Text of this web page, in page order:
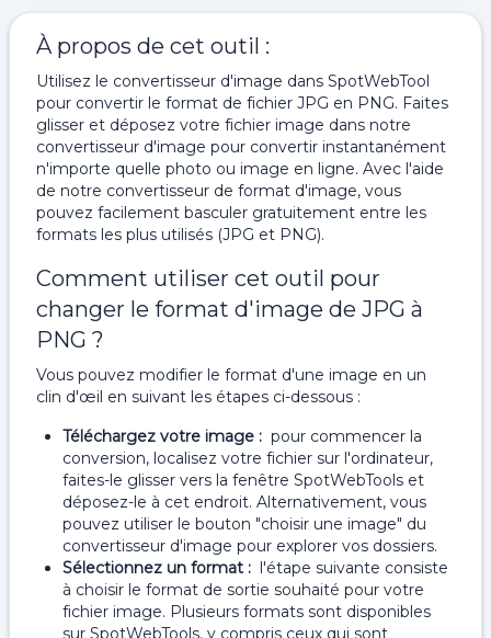
À propos de cet outil :
Utilisez le convertisseur d'image dans SpotWebTool
pour convertir le format de fichier JPG en PNG. Faites
glisser et déposez votre fichier image dans notre
convertisseur d'image pour convertir instantanément
n'importe quelle photo ou image en ligne. Avec l'aide
de notre convertisseur de format d'image, vous
pouvez facilement basculer gratuitement entre les
formats les plus utilisés (JPG et PNG).
Comment utiliser cet outil pour
changer le format d'image de JPG à
PNG ?
Vous pouvez modifier le format d'une image en un
clin d'œil en suivant les étapes ci-dessous :
Téléchargez votre image : pour commencer la
conversion, localisez votre fichier sur l'ordinateur,
faites-le glisser vers la fenêtre SpotWebTools et
déposez-le à cet endroit. Alternativement, vous
pouvez utiliser le bouton "choisir une image" du
convertisseur d'image pour explorer vos dossiers.
Sélectionnez un format : l'étape suivante consiste
à choisir le format de sortie souhaité pour votre
fichier image. Plusieurs formats sont disponibles
sur SpotWebTools, y compris ceux qui sont